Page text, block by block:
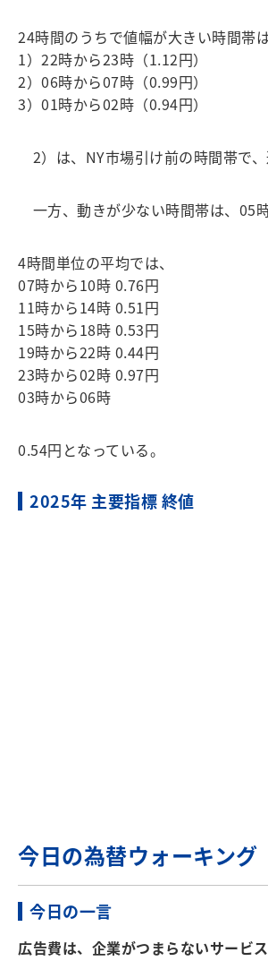
24時間のうちで値幅が大きい時間帯は
1）22時から23時（1.12円）
2）06時から07時（0.99円）
3）01時から02時（0.94円）
2）は、NY市場引け前の時間帯で
一方、動きが少ない時間帯は、05
4時間単位の平均では、
07時から10時 0.76円
11時から14時 0.51円
15時から18時 0.53円
19時から22時 0.44円
23時から02時 0.97円
03時から06時
0.54円となっている。
2025年 主要指標 終値
今日の為替ウォーキング
今日の一言
広告費は、企業がつまらないサービ